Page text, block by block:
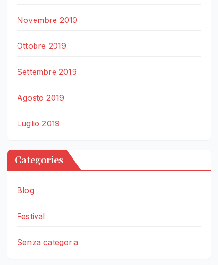
Novembre 2019
Ottobre 2019
Settembre 2019
Agosto 2019
Luglio 2019
Categories
Blog
Festival
Senza categoria